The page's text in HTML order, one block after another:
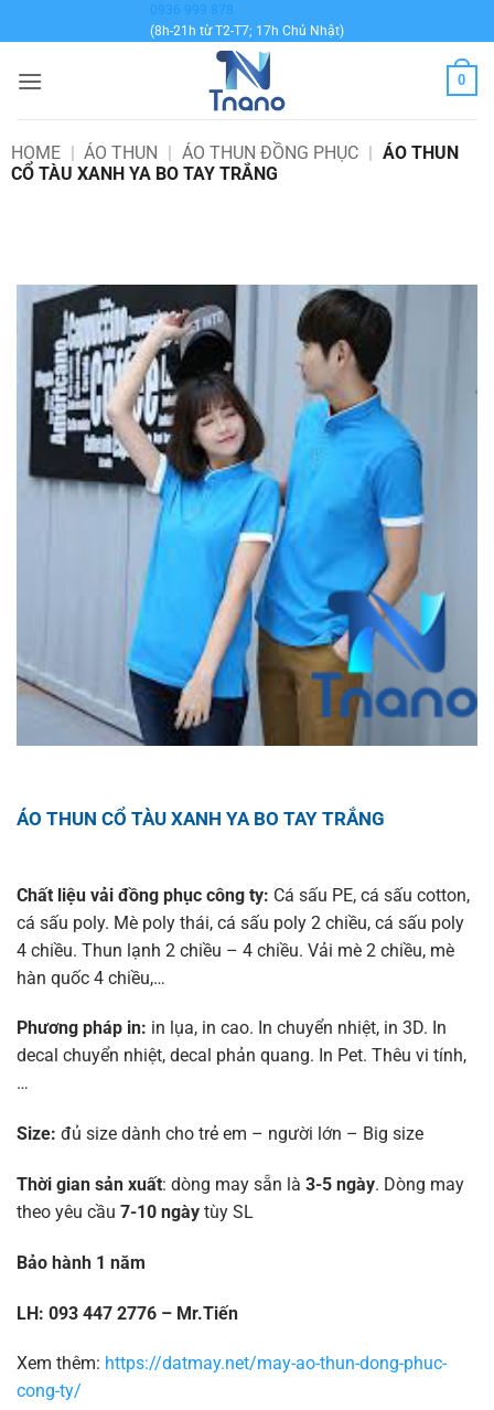
qua
dung
0936 999 878
(8h-21h từ T2-T7; 17h Chủ Nhật)
0
HOME | ÁO THUN | ÁO THUN ĐỒNG PHỤC | ÁO THUN
CỔ TÀU XANH YA BO TAY TRẮNG
ÁO THUN CỔ TÀU XANH YA BO TAY TRẮNG
Chất liệu vải đồng phục công ty: Cá sấu PE, cá sấu cotton,
cá sấu poly. Mè poly thái, cá sấu poly 2 chiều, cá sấu poly
4 chiều. Thun lạnh 2 chiều – 4 chiều. Vải mè 2 chiều, mè
hàn quốc 4 chiều,…
Phương pháp in: in lụa, in cao. In chuyển nhiệt, in 3D. In
decal chuyển nhiệt, decal phản quang. In Pet. Thêu vi tính,
…
Size: đủ size dành cho trẻ em – người lớn – Big size
Thời gian sản xuất: dòng may sẵn là 3-5 ngày. Dòng may
theo yêu cầu 7-10 ngàytùy SL
Bảo hành 1 năm
LH: 093 447 2776 – Mr.Tiến
Xem thêm: https://datmay.net/may-ao-thun-dong-phuc-
cong-ty/